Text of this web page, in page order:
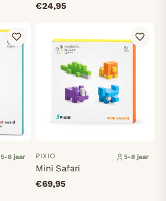
€24,95
5-8 jaar PIXIO 5-8 jaar
Mini Safari
€69,95